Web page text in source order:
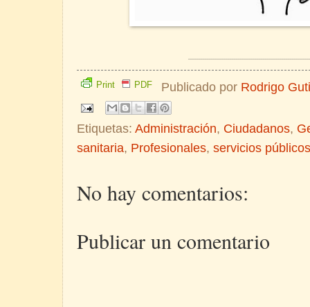
Print PDF Publicado por Rodrigo
Etiquetas: Administración, Ciudadanos,
sanitaria, Profesionales, servicios públicos
No hay comentarios:
Publicar un comentario